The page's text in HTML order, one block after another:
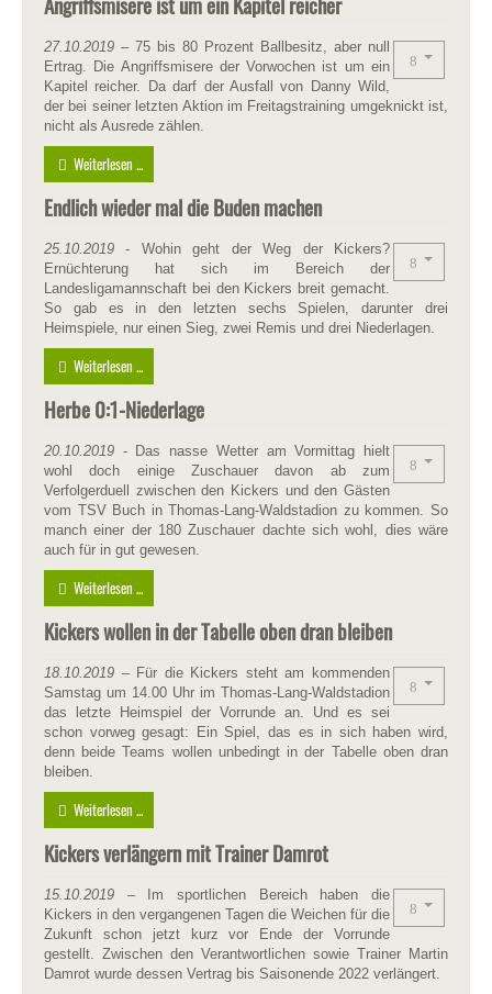
27.10.2019 – 75 bis 80 Prozent Ballbesitz, aber null
Ertrag. Die Angriffsmisere der Vorwochen ist um ein
Kapitel reicher. Da darf der Ausfall von Danny Wild,
der bei seiner letzten Aktion im Freitagstraining umgeknickt ist,
nicht als Ausrede zählen.
Weiterlesen ...
Endlich wieder mal die Buden machen
25.10.2019 - Wohin geht der Weg der Kickers?
Ernüchterung hat sich im Bereich der
Landesligamannschaft bei den Kickers breit gemacht.
So gab es in den letzten sechs Spielen, darunter drei
Heimspiele, nur einen Sieg, zwei Remis und drei Niederlagen.
Weiterlesen ...
Herbe 0:1-Niederlage
20.10.2019 - Das nasse Wetter am Vormittag hielt
wohl doch einige Zuschauer davon ab zum
Verfolgerduell zwischen den Kickers und den Gästen
vom TSV Buch in Thomas-Lang-Waldstadion zu kommen. So
manch einer der 180 Zuschauer dachte sich wohl, dies wäre
auch für in gut gewesen.
Weiterlesen ...
Kickers wollen in der Tabelle oben dran bleiben
18.10.2019 – Für die Kickers steht am kommenden
Samstag um 14.00 Uhr im Thomas-Lang-Waldstadion
das letzte Heimspiel der Vorrunde an. Und es sei
schon vorweg gesagt: Ein Spiel, das es in sich haben wird,
denn beide Teams wollen unbedingt in der Tabelle oben dran
bleiben.
Weiterlesen ...
Kickers verlängern mit Trainer Damrot
15.10.2019 – Im sportlichen Bereich haben die
Kickers in den vergangenen Tagen die Weichen für die
Zukunft schon jetzt kurz vor Ende der Vorrunde
gestellt. Zwischen den Verantwortlichen sowie Trainer Martin
Damrot wurde dessen Vertrag bis Saisonende 2022 verlängert.